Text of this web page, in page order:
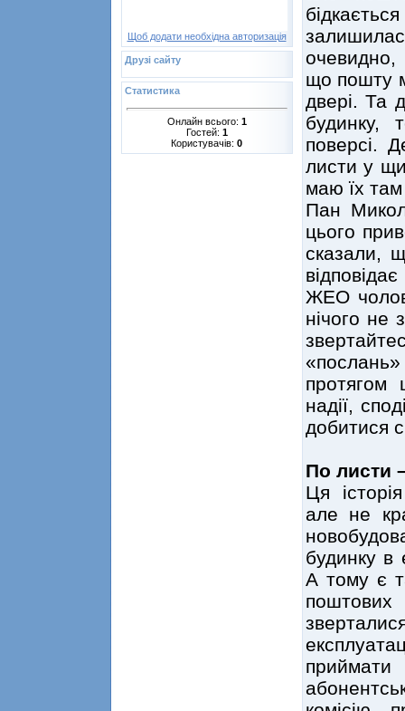
Щоб додати необхідна авторизація
Друзі сайту
Статистика
Онлайн всього: 1
Гостей: 1
Користувачів: 0
очевидно,
що пошту
двері. Та
поверсі.
листи у
маю їх
Пан
цього
сказали,
ЖЕО
нічого не
протягом
надії,
добитися
По листи
Ця
але не
будинку в
А тому є